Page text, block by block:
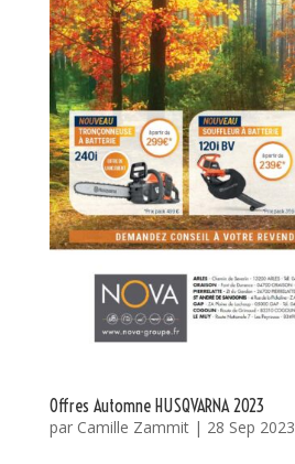
Offres Automne HUSQVARNA 2023
par Camille Zammit| 28 Sep 2023